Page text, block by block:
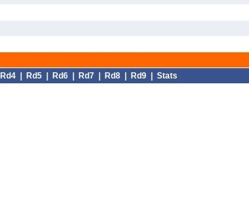
Rd4 Rd5 Rd6 Rd7 Rd8 Rd9 Stats